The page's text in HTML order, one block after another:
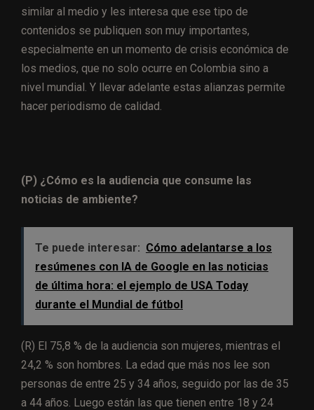
similar al medio y les interesa que ese tipo de
contenidos se publiquen son muy importantes,
especialmente en un momento de crisis económica de
los medios, que no solo ocurre en Colombia sino a
nivel mundial. Y llevar adelante estas alianzas permite
hacer periodismo de calidad.
(P) ¿Cómo es la audiencia que consume las
noticias de ambiente?
Te puede interesar: Cómo adelantarse a los
resúmenes con IA de Google en las noticias
de última hora: el ejemplo de USA Today
durante el Mundial de fútbol
(R) El 75,8 % de la audiencia son mujeres, mientras el
24,2 % son hombres. La edad que más nos lee son
personas de entre 25 y 34 años, seguido por las de 35
a 44 años. Luego están las que tienen entre 18 y 24